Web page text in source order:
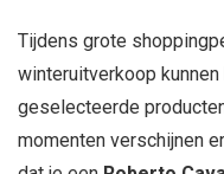
Tijdens grote
winteruitverkoop
geselecteerde
momenten verschijnen